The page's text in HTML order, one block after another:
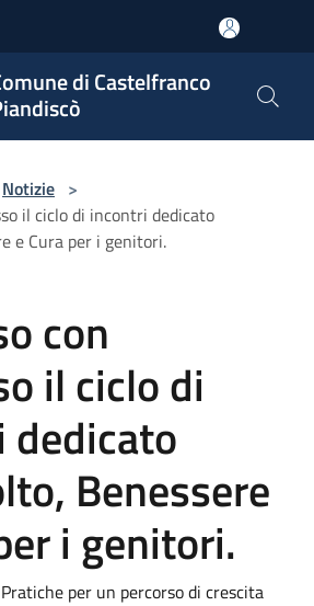
di Castelfranco
Notizie >
il ciclo di incontri dedicato
e Cura per i genitori.
con
il ciclo di
Benessere
i genitori.
per un percorso di crescita